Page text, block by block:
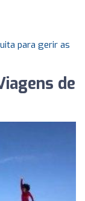
para gerir as
de